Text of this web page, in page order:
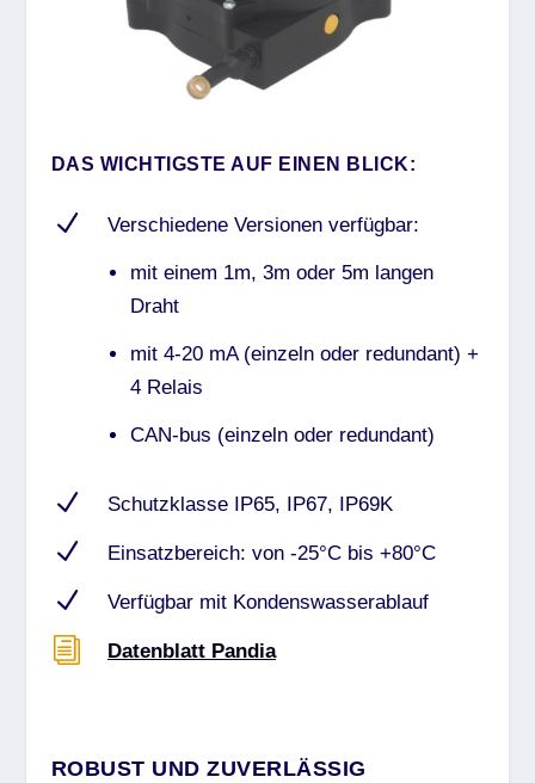
DAS WICHTIGSTE AUF EINEN BLICK:
N Verschiedene Versionen verfügbar:
mit einem 1m, 3m oder 5m langen
Draht
mit 4-20 mA (einzeln oder redundant) +
4 Relais
CAN-bus (einzeln oder redundant)
N Schutzklasse IP65, IP67, IP69K
N Einsatzbereich: von -25°C bis +80°C
N Verfügbar mit Kondenswasserablauf
i Datenblatt Pandia
ROBUST UND ZUVERLÄSSIG